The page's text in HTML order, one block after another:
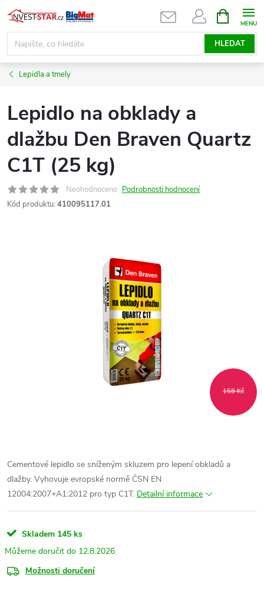
Přejít
na
obsah
HLEDAT
NÁKUPNÍ
KOŠÍK
Lepidla a tmely
Lepidlo na obklady a
dlažbu Den Braven Quartz
C1T (25 kg)
Neohodnoceno Podrobnosti hodnocení
Kód produktu: 410095117.01
158 Kč
Cementové lepidlo se sníženým skluzem pro lepení obkladů a
dlažby. Vyhovuje evropské normě ČSN EN
12004:2007+A1:2012 pro typ C1T. Detailní informace
Skladem 145 ks
12.8.2026
Možnosti doručení